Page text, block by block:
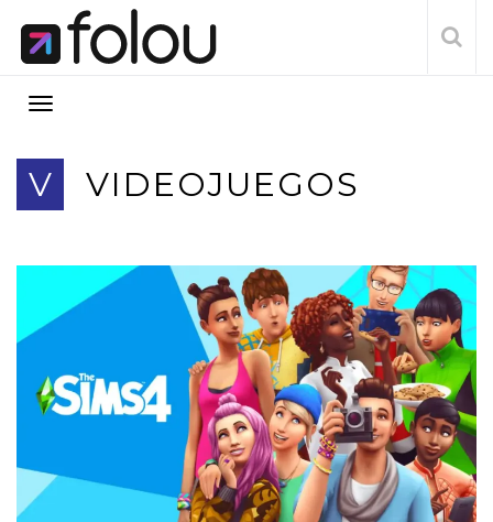
V VIDEOJUEGOS